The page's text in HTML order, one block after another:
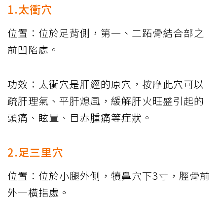
1.太衝穴
位置：位於足背側，第一、二跖骨結合部之
前凹陷處。
功效：太衝穴是肝經的原穴，按摩此穴可以
疏肝理氣、平肝熄風，緩解肝火旺盛引起的
頭痛、眩暈、目赤腫痛等症狀。
2.足三里穴
位置：位於小腿外側，犢鼻穴下3寸，脛骨前
外一橫指處。